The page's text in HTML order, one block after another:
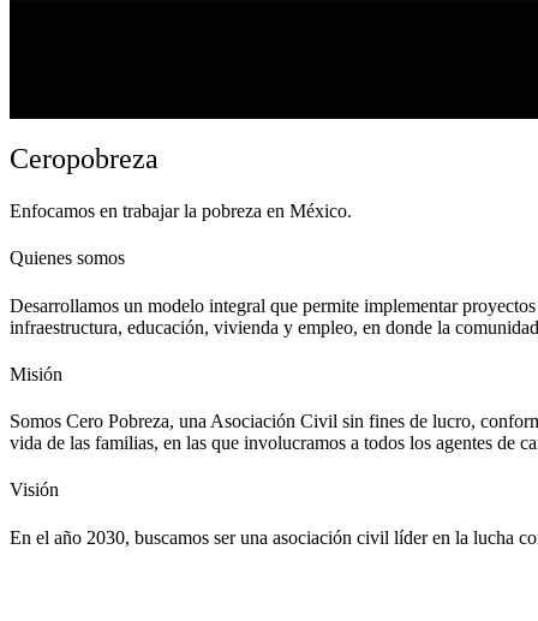
Ceropobreza
Enfocamos en trabajar la pobreza en México.
Quienes somos
Desarrollamos un modelo integral que permite implementar
infraestructura, educación, vivienda y empleo, en donde la
Misión
Somos Cero Pobreza, una Asociación Civil sin fines de lucro,
vida de las familias, en las que involucramos a todos los agentes de
Visión
En el año 2030, buscamos ser una asociación civil líder en la lucha